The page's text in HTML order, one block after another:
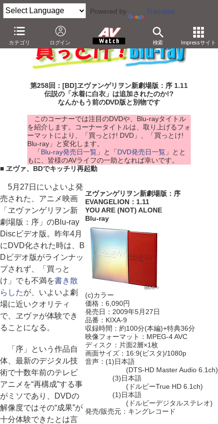
Powered by Translate
カテゴリ ログイン 検索 Impressサイト
第258回：[BD]ヱヴァンゲリヲン新劇場版：序 1.11
伝説の「水着に白衣」は追加されたのか!?
なんかもう前のDVD版と別物です
このコーナーでは注目のDVDや、Blu-rayタイトル
を紹介します。コーナータイトルは、取り上げるフォ
ーマットにより、「買っとけ! DVD」、「買っとけ!
Blu-ray」と変化します。
「Blu-ray発売日一覧」と「DVD発売日一覧」とと
もに、皆様のAVライフの一助となれば幸いです。
■ ヱヴァ、BDでキッチリ再起動
ヱヴァンゲリヲン新劇場版：序
EVANGELION：1.11
YOU ARE (NOT) ALONE
Blu-ray
(c)カラー
価格：6,090円
発売日：2009年5月27日
品番：KIXA-9
収録時間：約100分(本編)+特典36分
映像フォーマット：MPEG-4 AVC
ディスク：片面2層×1枚
画面サイズ：16:9(ビスタ)/1080p
音声：(1)日本語
(DTS-HD Master Audio 6.1ch)
(3)日本語
(ドルビーTrue HD 6.1ch)
(1)日本語
(ドルビーデジタルステレオ)
発売/販売元：キングレコード
5月27日にいよいよ発
売された、アニメ映画
「ヱヴァンゲリヲン新
劇場版：序」のBlu-ray
Discビデオ版。昨年4月
にDVD化された時は、B
Dビデオ版がラインナッ
プされず、「買っと
け」でも不満を書き散
らしたが、いよいよ劇
場に近いクオリティ
で、ヱヴァが体験でき
ることになる。
「序」という作品自
体、最新のデジタル技
術で十数年前のテレビ
アニメを“再構成”する事
がミソであり、DVDの
解像度ではその“成果”が
十分体験できたとは言